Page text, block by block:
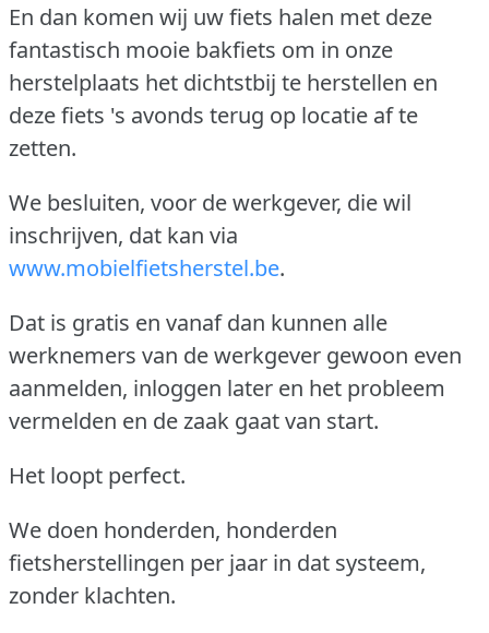
En dan komen wij uw fiets halen met deze
fantastisch mooie bakfiets om in onze
herstelplaats het dichtstbij te herstellen en
deze fiets 's avonds terug op locatie af te
zetten.
We besluiten, voor de werkgever, die wil
inschrijven, dat kan via
www.mobielfietsherstel.be.
Dat is gratis en vanaf dan kunnen alle
werknemers van de werkgever gewoon even
aanmelden, inloggen later en het probleem
vermelden en de zaak gaat van start.
Het loopt perfect.
We doen honderden, honderden
fietsherstellingen per jaar in dat systeem,
zonder klachten.